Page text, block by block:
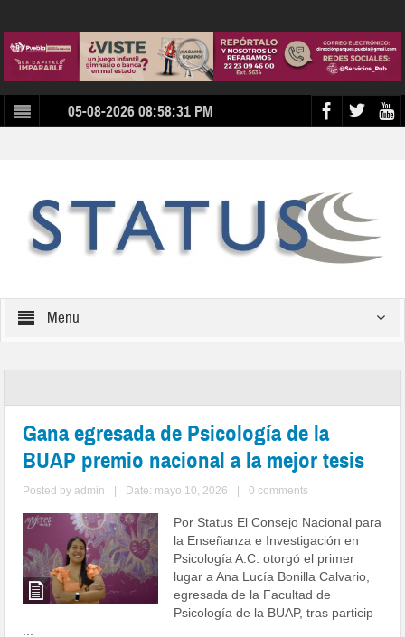
05-08-2026 08:58:31 PM
Menu
Gana egresada de Psicología de la
BUAP premio nacional a la mejor tesis
Posted byadmin Date: mayo 10, 2026 0 comments
Por Status El Consejo Nacional para
la Enseñanza e Investigación en
Psicología A.C. otorgó el primer
lugar a Ana Lucía Bonilla Calvario,
egresada de la Facultad de
Psicología de la BUAP, tras particip